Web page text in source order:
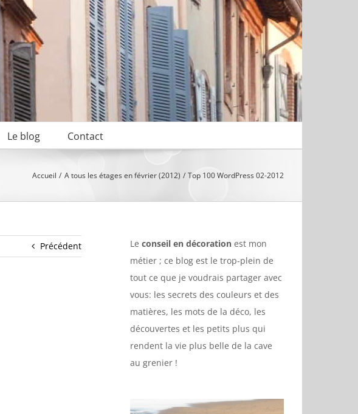
Le blog Contact
Accueil A tous les étages en février (2012) Top 100 WordPress 02-2012
Précédent Le conseil en décoration est mon
métier ; ce blog est le trop-plein de
tout ce que je voudrais partager avec
vous: les secrets des couleurs et des
matières, les mots de la déco, les
découvertes et les petits plus qui
rendent la vie plus belle de la cave
au grenier !